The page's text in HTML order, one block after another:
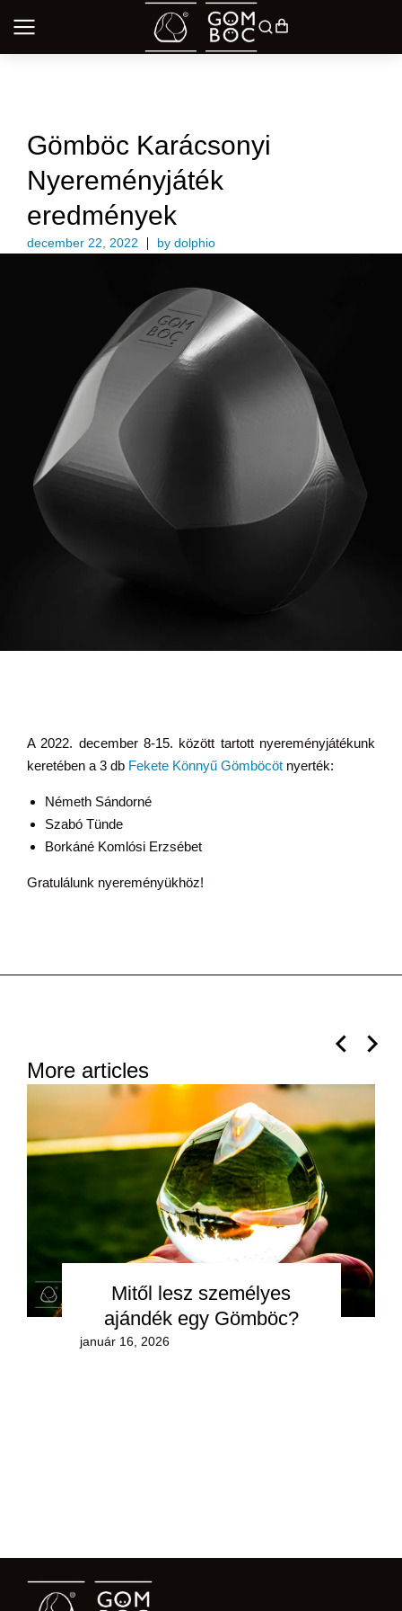
Gömböc Karácsonyi
Nyereményjáték
eredmények
december 22, 2022 by dolphio
A 2022. december 8-15. között tartott nyereményjátékunk
keretében a 3 db Fekete Könnyű Gömböcöt nyerték:
Németh Sándorné
Szabó Tünde
Borkáné Komlósi Erzsébet
Gratulálunk nyereményükhöz!
More articles
Mitől lesz személyes
ajándék egy Gömböc?
január 16, 2026